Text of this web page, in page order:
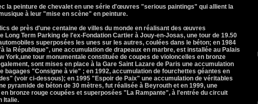
la peinture de chevalet en une série d'œuvres "serious paintings" qui allient la
à leur "mise en scène" en peinture.
de près d'une centaine de villes du monde en réalisant des œuvres
Long Term Parking de l'ex-Fondation Cartier à Jouy-en-Josas, une tour de 19.50
superposées les unes sur les autres, coulées dans le béton; en 1984
la République", une accumulation de drapeaux en marbre, est installée au Palais
York,une tour monumentale constituée de coupes de violoncelles en bronze
sont mises en place à la Gare Saint Lazare de Paris une accumulation
bagages "Consigne à vie" ; en 1992, accumulation de fourchettes géantes en
(voir ci-dessous); en 1995 "Espoir de Paix" une accumulation de véritables
pyramide de béton de 30 mètres, fut réalisée à Beyrouth et en 1999, une
bronze rouge coupées et superposées "La Rampante", à l'entrée du circuit
Italie.